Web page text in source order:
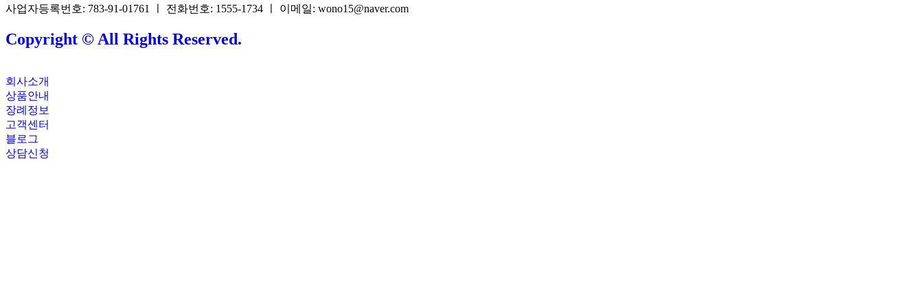
사업자등록번호: 783-91-01761 ㅣ 전화번호: 1555-1734 ㅣ 이메일: wono15@naver.com
Copyright © All Rights Reserved.
회사소개
상품안내
장례정보
고객센터
블로그
상담신청